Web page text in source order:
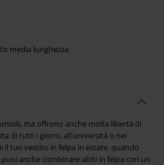
media lunghezza
ma offrono anche molta libertà di
di tutti i giorni, all'università o nei
il tuo vestito in felpa in estate, quando
anche combinare abiti in felpa con un